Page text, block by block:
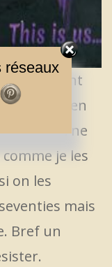
foisonnant
bien
et ne
je les
on les
mais
Bref un
réseaux